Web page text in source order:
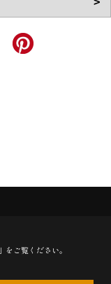
」をご覧ください。